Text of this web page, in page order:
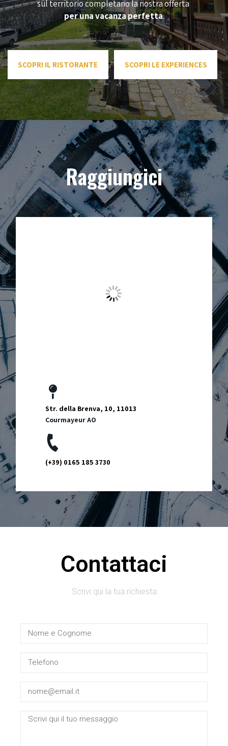
sul territorio completano la nostra offerta
per una vacanza perfetta.
SCOPRI IL RISTORANTE SCOPRI LE EXPERIENCES
Raggiungici
Str. della Brenva, 10, 11013
Courmayeur AO
(+39) 0165 185 3730
Contattaci
Scrivi qui la tua richiesta